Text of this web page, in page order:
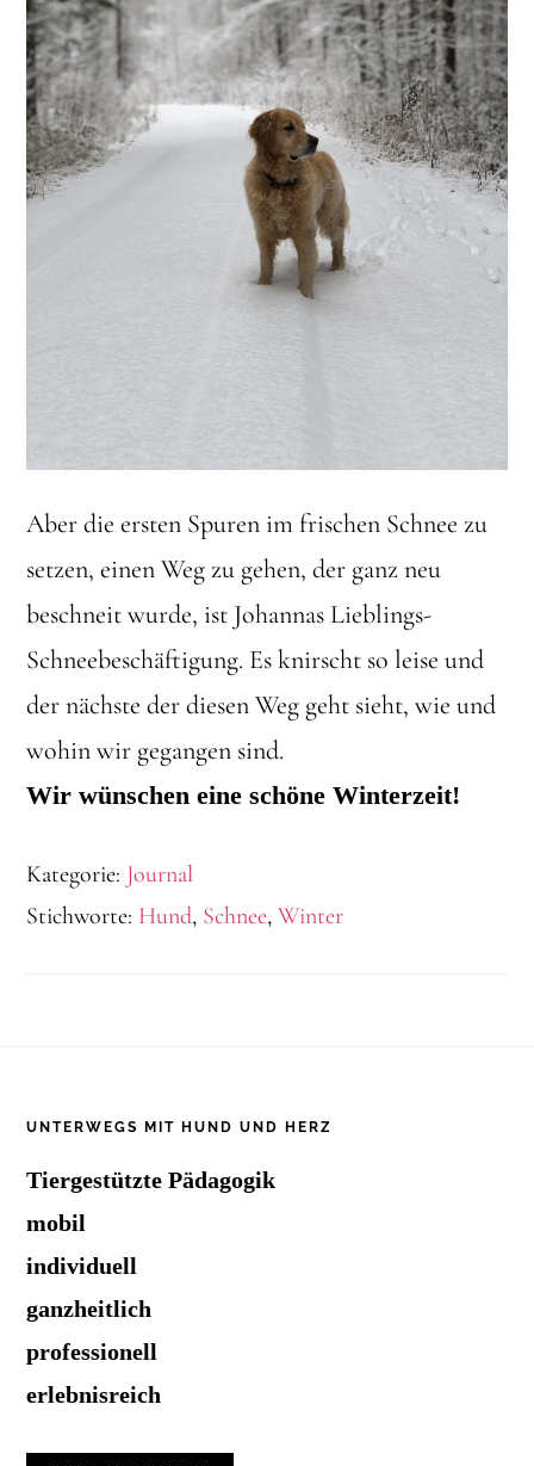
Aber die ersten Spuren im frischen Schnee zu
setzen, einen Weg zu gehen, der ganz neu
beschneit wurde, ist Johannas Lieblings-
Schneebeschäftigung. Es knirscht so leise und
der nächste der diesen Weg geht sieht, wie und
wohin wir gegangen sind.
Wir wünschen eine schöne Winterzeit!
Kategorie: Journal
Stichworte: Hund, Schnee,Winter
UNTERWEGS MIT HUND UND HERZ
Tiergestützte Pädagogik
mobil
individuell
ganzheitlich
professionell
erlebnisreich